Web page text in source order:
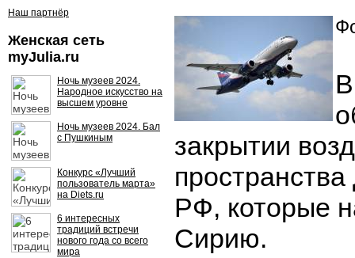
Наш партнёр
Женская сеть
myJulia.ru
Ночь музеев 2024.
Народное искусство на
высшем уровне
Ночь музеев 2024. Бал
с Пушкиным
Конкурс «Лучший
пользователь марта»
на Diets.ru
6 интересных
традиций встречи
нового года со всего
мира
закрытии
РФ, которые
Сирию.